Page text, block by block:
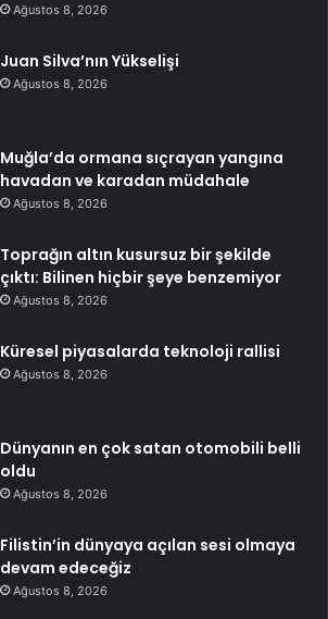
Ağustos 8, 2026
Juan Silva’nın Yükselişi
Ağustos 8, 2026
Muğla’da ormana sıçrayan yangına
havadan ve karadan müdahale
Ağustos 8, 2026
Toprağın altın kusursuz bir şekilde
çıktı: Bilinen hiçbir şeye benzemiyor
Ağustos 8, 2026
Küresel piyasalarda teknoloji rallisi
Ağustos 8, 2026
Dünyanın en çok satan otomobili belli
oldu
Ağustos 8, 2026
Filistin’in dünyaya açılan sesi olmaya
devam edeceğiz
Ağustos 8, 2026